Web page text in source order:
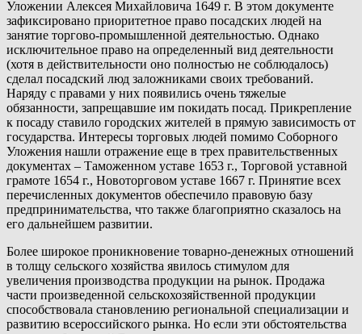
Уложении Алексея Михайловича 1649 г. В этом документе
зафиксировано приоритетное право посадских людей на
занятие торгово-промышленной деятельностью. Однако
исключительное право на определенный вид деятельности
(хотя в действительности оно полностью не соблюдалось)
сделал посадский люд заложниками своих требований.
Наряду с правами у них появились очень тяжелые
обязанности, запрещавшие им покидать посад. Прикрепление
к посаду ставило городских жителей в прямую зависимость от
государства. Интересы торговых людей помимо Соборного
Уложения нашли отражение еще в трех правительственных
документах – Таможенном уставе 1653 г., Торговой уставной
грамоте 1654 г., Новоторговом уставе 1667 г. Принятие всех
перечисленных документов обеспечило правовую базу
предпринимательства, что также благоприятно сказалось на
его дальнейшем развитии.
Более широкое проникновение товарно-денежных отношений
в толщу сельского хозяйства явилось стимулом для
увеличения производства продукции на рынок. Продажа
части произведенной сельскохозяйственной продукции
способствовала становлению региональной специализации и
развитию всероссийского рынка. Но если эти обстоятельства